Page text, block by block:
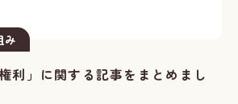
み
利」に関する記事をまとめまし